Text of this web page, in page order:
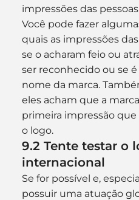
impressões das
Você pode fazer
quais as impressões
se o acharam feio ou
ser reconhecido ou se
nome da marca.
eles acham que a
primeira impressão que
o logo.
9.2 Tente testar o
internacional
Se for possível e,
possuir uma atuação